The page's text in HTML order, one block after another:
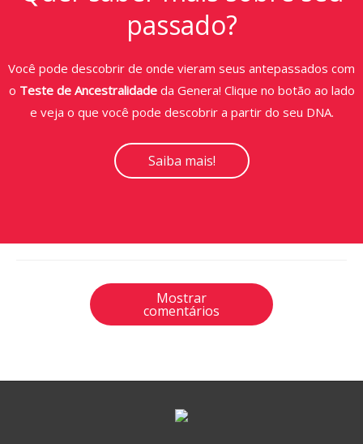
passado?
Você pode descobrir de onde vieram seus antepassados com
o Teste de Ancestralidadeda Genera! Clique no botão ao lado
e veja o que você pode descobrir a partir do seu DNA.
Saiba mais!
Mostrar
comentários